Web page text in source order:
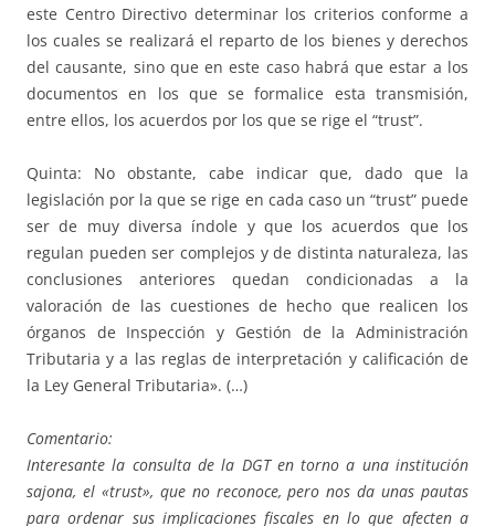
este Centro Directivo determinar los criterios conforme a
los cuales se realizará el reparto de los bienes y derechos
del causante, sino que en este caso habrá que estar a los
documentos en los que se formalice esta transmisión,
entre ellos, los acuerdos por los que se rige el “trust”.
Quinta: No obstante, cabe indicar que, dado que la
legislación por la que se rige en cada caso un “trust” puede
ser de muy diversa índole y que los acuerdos que los
regulan pueden ser complejos y de distinta naturaleza, las
conclusiones anteriores quedan condicionadas a la
valoración de las cuestiones de hecho que realicen los
órganos de Inspección y Gestión de la Administración
Tributaria y a las reglas de interpretación y calificación de
la Ley General Tributaria». (…)
Comentario:
Interesante la consulta de la DGT en torno a una institución
sajona, el «trust», que no reconoce, pero nos da unas pautas
para ordenar sus implicaciones fiscales en lo que afecten a